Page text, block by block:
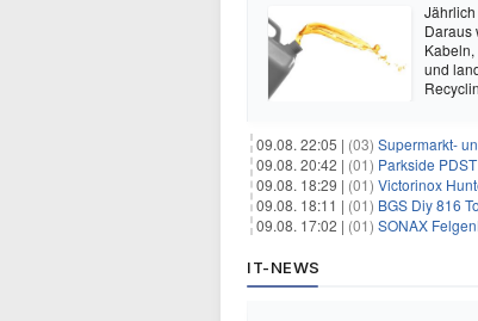
Daraus
und
09.08. 22:05 | (03) Supermarkt-
09.08. 20:42 | (01) Parkside
09.08. 18:29 | (01) Victorinox
09.08. 18:11 | (01) BGS Diy 816
09.08. 17:02 | (01) SONAX
IT-NEWS